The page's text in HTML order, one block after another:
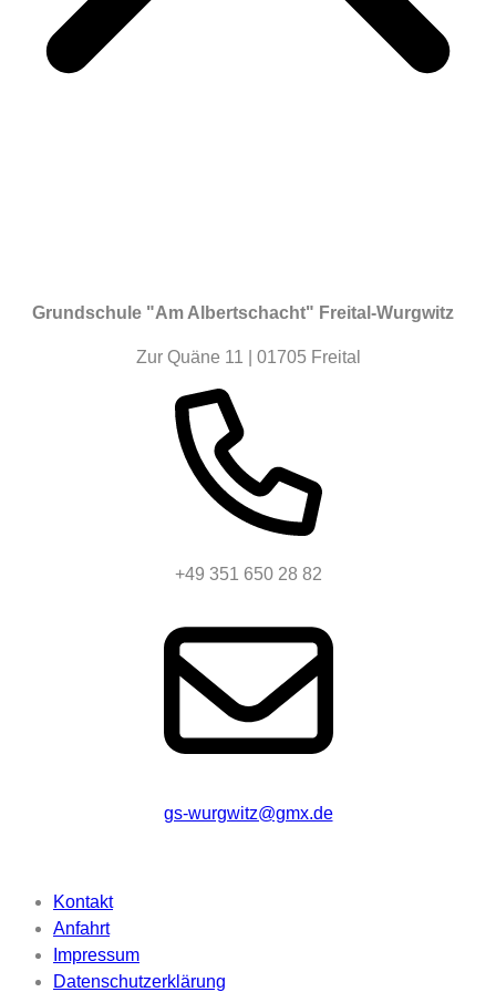
Grundschule "Am Albertschacht" Freital-Wurgwitz
Zur Quäne 11 | 01705 Freital
+49 351 650 28 82
gs-wurgwitz@gmx.de
Kontakt
Anfahrt
Impressum
Datenschutzerklärung